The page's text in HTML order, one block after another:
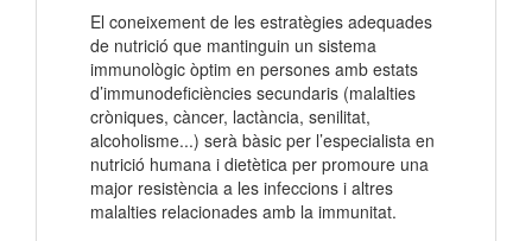
El coneixement de les estratègies adequades
de nutrició que mantinguin un sistema
immunològic òptim en persones amb estats
d’immunodeficiències secundaris (malalties
cròniques, càncer, lactància, senilitat,
alcoholisme...) serà bàsic per l’especialista en
nutrició humana i dietètica per promoure una
major resistència a les infeccions i altres
malalties relacionades amb la immunitat.